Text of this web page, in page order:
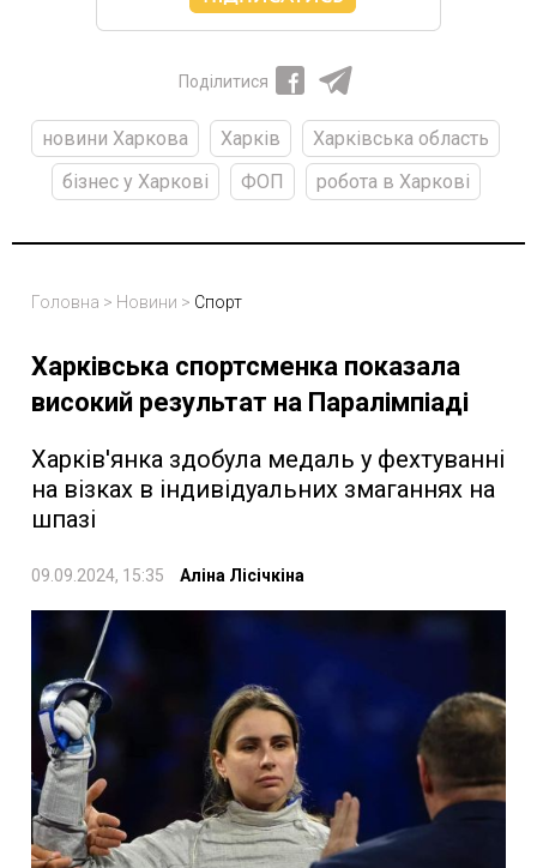
Поділитися
новини Харкова Харків
Харківська область
бізнес у Харкові
ФОП робота в Харкові
Головна > Новини > Спорт
Харківська спортсменка показала
високий результат на Паралімпіаді
Харків'янка здобула медаль у фехтуванні
на візках в індивідуальних змаганнях на
шпазі
09.09.2024, 15:35 Аліна Лісічкіна